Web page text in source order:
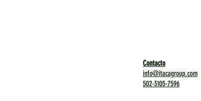
Contacto
info@itacagroup.com
502-3105-7596